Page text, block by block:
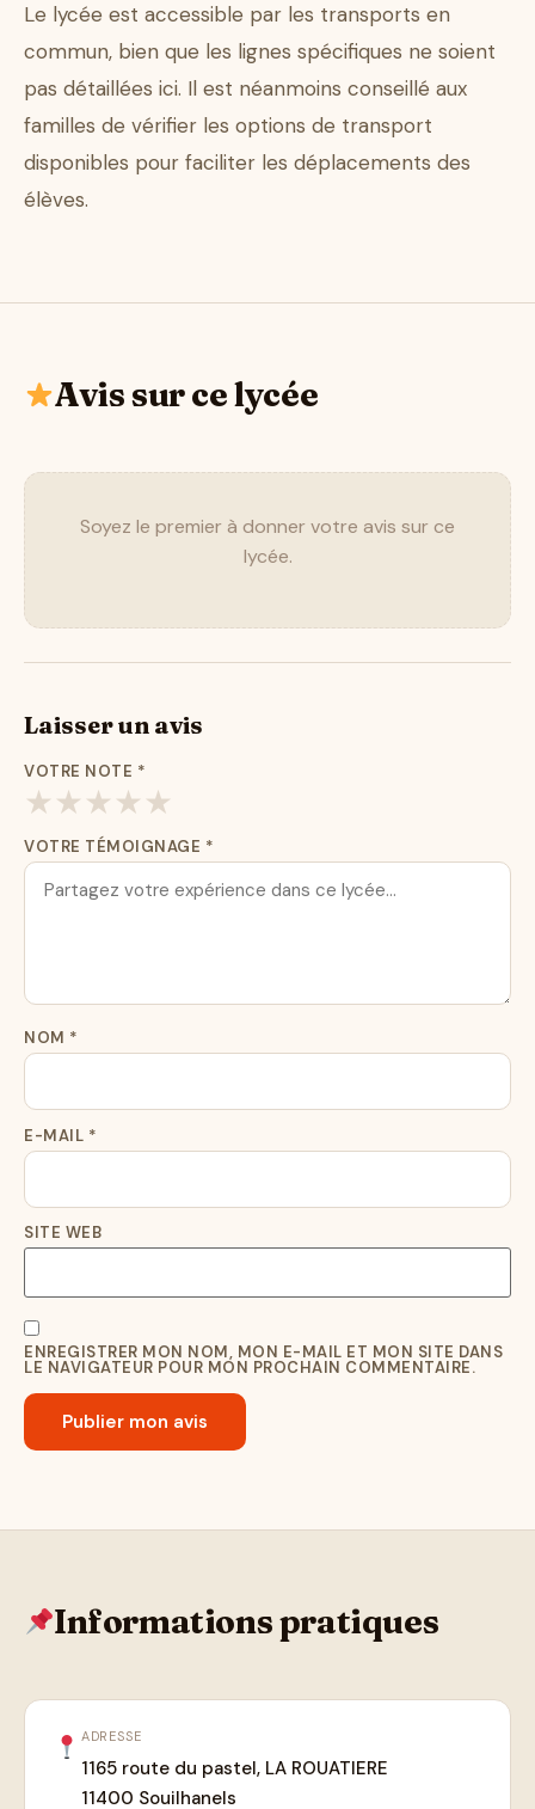
Le lycée est accessible par les transports en
commun, bien que les lignes spécifiques ne soient
pas détaillées ici. Il est néanmoins conseillé aux
familles de vérifier les options de transport
disponibles pour faciliter les déplacements des
élèves.
Avis sur ce lycée
Soyez le premier à donner votre avis sur ce
lycée.
Laisser un avis
VOTRE NOTE *
★★★★★
VOTRE TÉMOIGNAGE *
NOM *
E-MAIL *
SITE WEB
ENREGISTRER MON NOM, MON E-MAIL ET MON SITE DANS
LE NAVIGATEUR POUR MON PROCHAIN COMMENTAIRE.
Informations pratiques
ADRESSE
1165 route du pastel, LA ROUATIERE
11400 Souilhanels